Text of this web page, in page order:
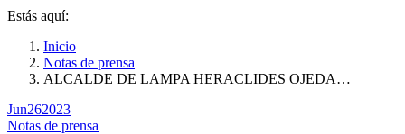
Estás aquí:
Inicio
Notas de prensa
ALCALDE DE LAMPA HERACLIDES OJEDA…
Jun262023
Notas de prensa